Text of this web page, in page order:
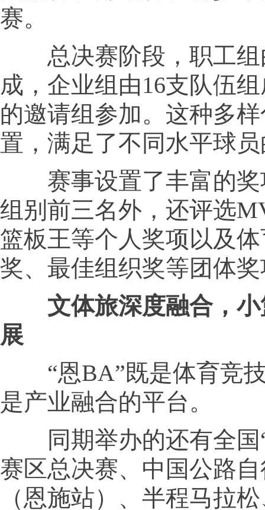
赛。
总决赛阶段，职工组
成，企业组由16支队伍
的邀请组参加。这种多
置，满足了不同水平球
赛事设置了丰富的奖
组别前三名外，还评选
篮板王等个人奖项以及
奖、最佳组织奖等团体
文体旅深度融合，
展
“恩BA”既是体育竞技
是产业融合的平台。
同期举办的还有全国
赛区总决赛、中国公路
（恩施站）、半程马拉